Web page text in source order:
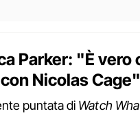
Parker: "È vero
Nicolas Cage"
puntata di Watch